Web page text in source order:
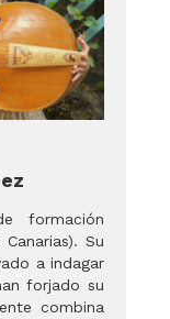
formación
Su
a indagar
forjado su
combina